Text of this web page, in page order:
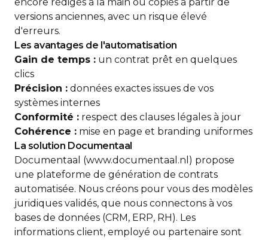
versions anciennes, avec un risque élevé
d'erreurs.
Les avantages de l'automatisation
Gain de temps : un contrat prêt en quelques
clics
Précision : données exactes issues de vos
systèmes internes
Conformité : respect des clauses légales à jour
Cohérence : mise en page et branding uniformes
La solution Documentaal
Documentaal (www.documentaal.nl) propose
une plateforme de génération de contrats
automatisée. Nous créons pour vous des modèles
juridiques validés, que nous connectons à vos
bases de données (CRM, ERP, RH). Les
informations client, employé ou partenaire sont